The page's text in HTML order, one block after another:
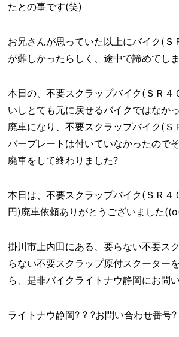
たとの事です(笑)
お兄さんが思っていた以上にバイク(Ｓ
が難しかったらしく、途中で諦めてし
本日の、不要スクラップバイク(ＳＲ４
いしとても元に戻せるバイクではなか
廃車になり、不要スクラップバイク(Ｓ
バープレートは付いていなかったので
廃車をして終わりました?
本日は、不要スクラップバイク(ＳＲ４
円)廃車依頼ありがとうございました
掛川市上内田にある、要らない不要ス
らない不要スクラップ原付スクーター
ら、是非バイクライトナウ静岡にお問
ライトナウ静岡? ? ?お問い合わせ番